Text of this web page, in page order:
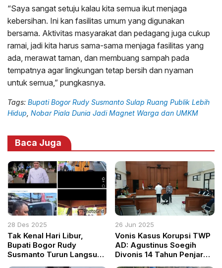
“Saya sangat setuju kalau kita semua ikut menjaga
kebersihan. Ini kan fasilitas umum yang digunakan
bersama. Aktivitas masyarakat dan pedagang juga cukup
ramai, jadi kita harus sama-sama menjaga fasilitas yang
ada, merawat taman, dan membuang sampah pada
tempatnya agar lingkungan tetap bersih dan nyaman
untuk semua,” pungkasnya.
Tags: Bupati Bogor Rudy Susmanto Sulap Ruang Publik Lebih
Hidup Nobar Piala Dunia Jadi Magnet Warga dan UMKM
Baca Juga
28 Des 2025
Tak Kenal Hari Libur,
Bupati Bogor Rudy
Susmanto Turun Langsung
26 Jun 2025
Vonis Kasus Korupsi TWP
AD: Agustinus Soegih
Divonis 14 Tahun Penjara,